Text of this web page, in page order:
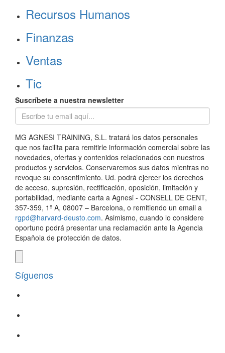
Recursos Humanos
Finanzas
Ventas
Tic
Suscríbete a nuestra newsletter
MG AGNESI TRAINING, S.L. tratará los datos personales
que nos facilita para remitirle información comercial sobre las
novedades, ofertas y contenidos relacionados con nuestros
productos y servicios. Conservaremos sus datos mientras no
revoque su consentimiento. Ud. podrá ejercer los derechos
de acceso, supresión, rectificación, oposición, limitación y
portabilidad, mediante carta a Agnesi - CONSELL DE CENT,
357-359, 1º A, 08007 – Barcelona, o remitiendo un email a
rgpd@harvard-deusto.com. Asimismo, cuando lo considere
oportuno podrá presentar una reclamación ante la Agencia
Española de protección de datos.
Síguenos